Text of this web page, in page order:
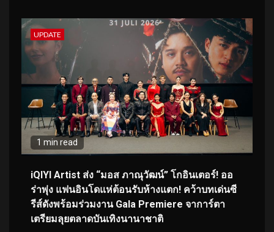
UPDATE
1 min read
iQIYI Artist ส่ง “มอส ภาณุวัฒน์” โกอินเตอร์! ออ
ร่าพุ่ง แฟนอินโดแห่ต้อนรับห้างแตก! คว้าบทเด่นซี
รีส์ดังพร้อมร่วมงาน Gala Premiere จาการ์ตา
เตรียมลุยตลาดบันเทิงนานาชาติ